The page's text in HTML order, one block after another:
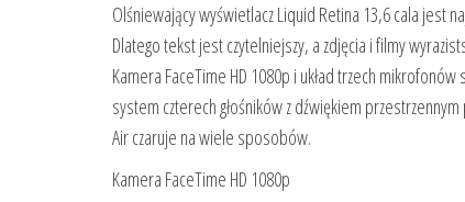
Olśniewający wyświetlacz Liquid Retina 13,6 cala jest
Dlatego tekst jest czytelniejszy, a zdjęcia i filmy
Kamera FaceTime HD 1080p i układ trzech
system czterech głośników z dźwiękiem
Air czaruje na wiele sposobów.
Kamera FaceTime HD 1080p